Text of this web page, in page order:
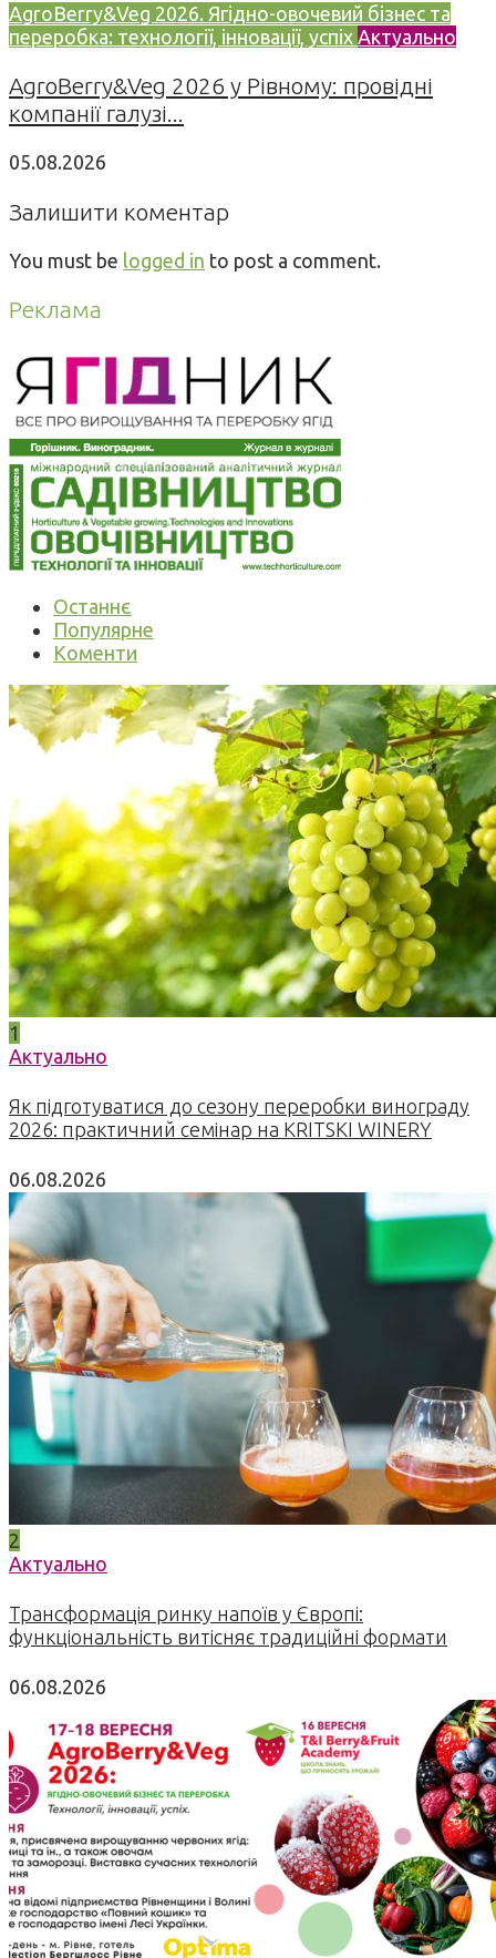
AgroBerry&Veg 2026. Ягідно-овочевий бізнес та
переробка: технології, інновації, успіх Актуально
AgroBerry&Veg 2026 у Рівному: провідні
компанії галузі...
05.08.2026
Залишити коментар
You must be logged in to post a comment.
Реклама
Останнє
Популярне
Коменти
1
Актуально
Як підготуватися до сезону переробки винограду
2026: практичний семінар на KRITSKI WINERY
06.08.2026
2
Актуально
Трансформація ринку напоїв у Європі:
функціональність витісняє традиційні формати
06.08.2026